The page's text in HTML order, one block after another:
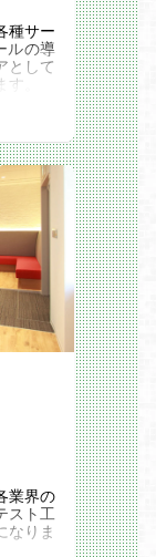
種サー
ルの導
として
。
ム設
／テス
/テス
のトラ
因分
、サイ
業
企業と
ーの
ェク
実現
に付
来、一
どのデ
的に展
、アプ
業界の
スト工
なりま